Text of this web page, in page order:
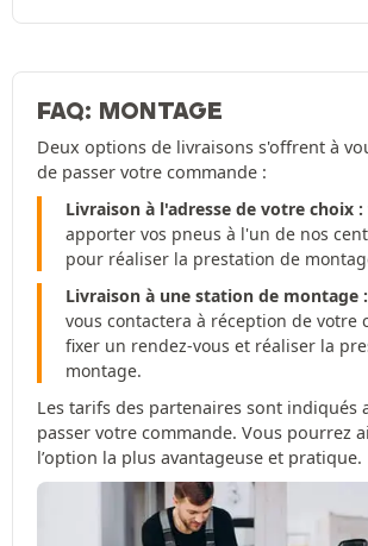
FAQ: MONTAGE
Deux options de livraisons s'offrent à
de passer votre commande :
Livraison à l'adresse de votre choix :
apporter vos pneus à l'un de nos
pour réaliser la prestation de
Livraison à une station de montage :
vous contactera à réception de votre
fixer un rendez-vous et réaliser la
montage.
Les tarifs des partenaires sont indiqués
passer votre commande. Vous pourrez
l’option la plus avantageuse et pratique.